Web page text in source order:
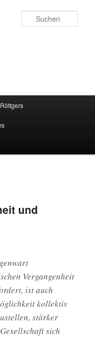
und
Vergangenheit
ist auch
kollektiv
stärker
sich